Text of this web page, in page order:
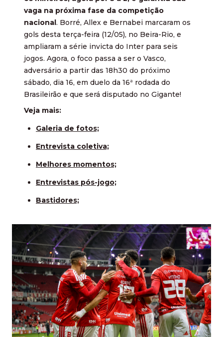
vaga na próxima fase da competição
nacional. Borré, Allex e Bernabei marcaram os
gols desta terça-feira (12/05), no Beira-Rio, e
ampliaram a série invicta do Inter para seis
jogos. Agora, o foco passa a ser o Vasco,
adversário a partir das 18h30 do próximo
sábado, dia 16, em duelo da 16ª rodada do
Brasileirão e que será disputado no Gigante!
Veja mais:
Galeria de fotos;
Entrevista coletiva;
Melhores momentos;
Entrevistas pós-jogo;
Bastidores;